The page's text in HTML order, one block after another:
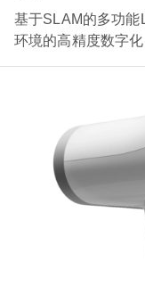
基于SLAM的多功
环境的高精度数字化